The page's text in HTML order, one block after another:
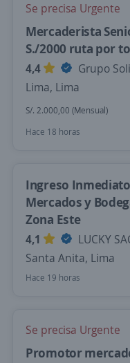
Se precisa Urgente
Mercaderista
S./2000 ruta por
4,4
Grupo
Lima, Lima
S/. 2.000,00 (Mensual)
Hace 18 horas
Ingreso
Mercados y
Zona Este
4,1
LUCKY
Santa Anita, Lima
Hace 19 horas
Se precisa Urgente
Promotor